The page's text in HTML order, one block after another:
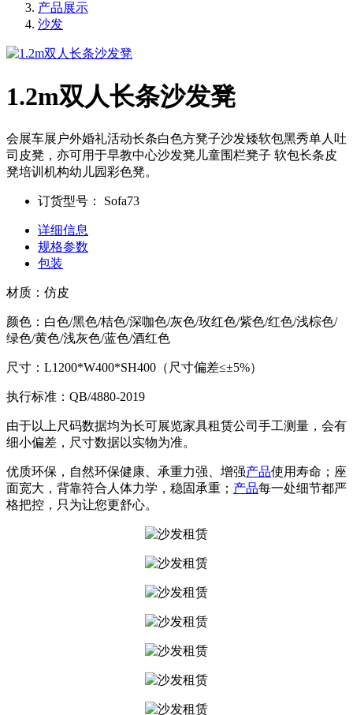
产品展示
沙发
1.2m双人长条沙发凳
会展车展户外婚礼活动长条白色方凳子沙发矮软包黑秀单人吐
司皮凳，亦可用于早教中心沙发凳儿童围栏凳子 软包长条皮
凳培训机构幼儿园彩色凳。
订货型号： Sofa73
详细信息
规格参数
包装
材质：仿皮
颜色：白色/黑色/桔色/深咖色/灰色/玫红色/紫色/红色/浅棕色/
绿色/黄色/浅灰色/蓝色/酒红色
尺寸：L1200*W400*SH400（尺寸偏差≤±5%）
执行标准：QB/4880-2019
由于以上尺码数据均为长可展览家具租赁公司手工测量，会有
细小偏差，尺寸数据以实物为准。
优质环保，自然环保健康、承重力强、增强产品使用寿命；座
面宽大，背靠符合人体力学，稳固承重； 产品每一处细节都严
格把控，只为让您更舒心。